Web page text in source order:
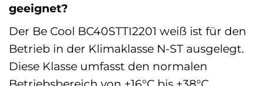
geeignet?
Der Be Cool BC40STTI2201 weiß ist für den
Betrieb in der Klimaklasse N-ST ausgelegt.
Diese Klasse umfasst den normalen